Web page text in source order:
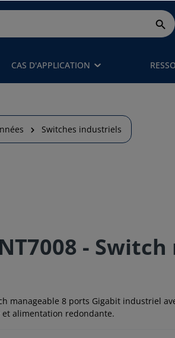
CAS D'APPLICATION
Switches industriels
-
manageable 8 ports Gigabit industriel
et alimentation redondante.